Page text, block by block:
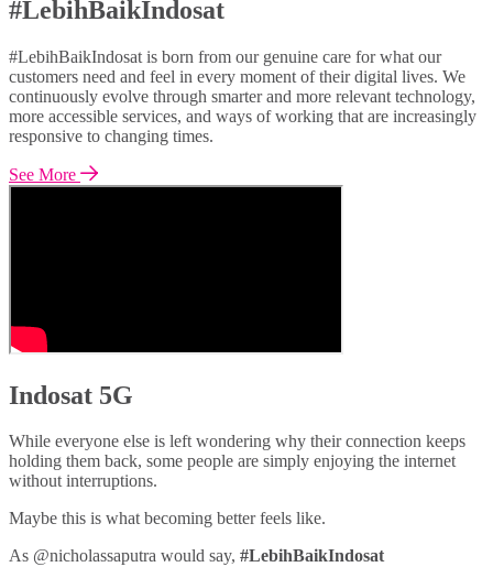
#LebihBaikIndosat
#LebihBaikIndosat is born from our genuine care for what our
customers need and feel in every moment of their digital lives. We
continuously evolve through smarter and more relevant technology,
more accessible services, and ways of working that are increasingly
responsive to changing times.
See More
Indosat 5G
While everyone else is left wondering why their connection keeps
holding them back, some people are simply enjoying the internet
without interruptions.
Maybe this is what becoming better feels like.
As @nicholassaputra would say, #LebihBaikIndosat